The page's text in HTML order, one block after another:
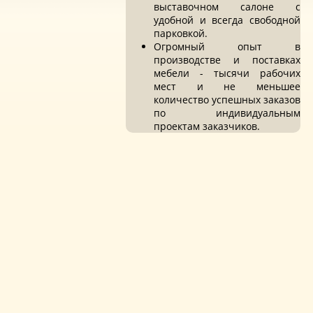
выставочном салоне с
удобной и всегда свободной
парковкой.
Огромный опыт в
производстве и поставках
мебели - тысячи рабочих
мест и не меньшее
количество успешных заказов
по индивидуальным
проектам заказчиков.